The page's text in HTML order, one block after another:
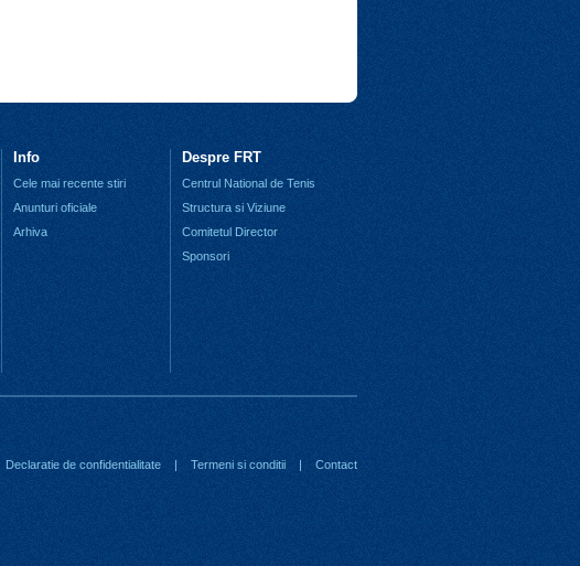
Info
Cele mai recente stiri
Anunturi oficiale
Arhiva
Despre FRT
Centrul National de Tenis
Structura si Viziune
Comitetul Director
Sponsori
Contact
|
Termeni si conditii
|
Declaratie de confidentialitate